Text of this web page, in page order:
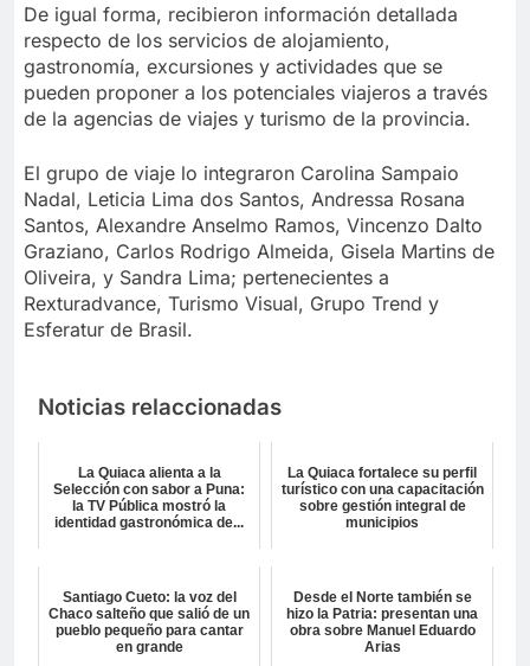
De igual forma, recibieron información detallada
respecto de los servicios de alojamiento,
gastronomía, excursiones y actividades que se
pueden proponer a los potenciales viajeros a través
de la agencias de viajes y turismo de la provincia.
El grupo de viaje lo integraron Carolina Sampaio
Nadal, Leticia Lima dos Santos, Andressa Rosana
Santos, Alexandre Anselmo Ramos, Vincenzo Dalto
Graziano, Carlos Rodrigo Almeida, Gisela Martins de
Oliveira, y Sandra Lima; pertenecientes a
Rexturadvance, Turismo Visual, Grupo Trend y
Esferatur de Brasil.
Noticias relaccionadas
La Quiaca alienta a la
Selección con sabor a Puna:
la TV Pública mostró la
identidad gastronómica de...
La Quiaca fortalece su perfil
turístico con una capacitación
sobre gestión integral de
municipios
Santiago Cueto: la voz del
Chaco salteño que salió de un
pueblo pequeño para cantar
en grande
Desde el Norte también se
hizo la Patria: presentan una
obra sobre Manuel Eduardo
Arias